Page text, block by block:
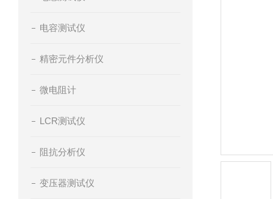
电容测试仪
精密元件分析仪
微电阻计
LCR测试仪
阻抗分析仪
变压器测试仪